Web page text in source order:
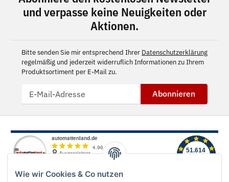
Wie wir Cookies & Co nutzen
und verpasse keine Neuigkeiten oder
Aktionen.
Bitte senden Sie mir entsprechend Ihrer Datenschutzerklärung
regelmäßig und jederzeit widerruflich Informationen zu Ihrem
Produktsortiment per E-Mail zu.
Abonnieren